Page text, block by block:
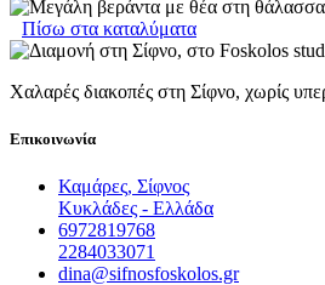
Πίσω στα καταλύματα
Χαλαρές διακοπές στη Σίφνο, χωρίς
Επικοινωνία
Καμάρες, Σίφνος
Κυκλάδες - Ελλάδα
6972819768
2284033071
dina@sifnosfoskolos.gr